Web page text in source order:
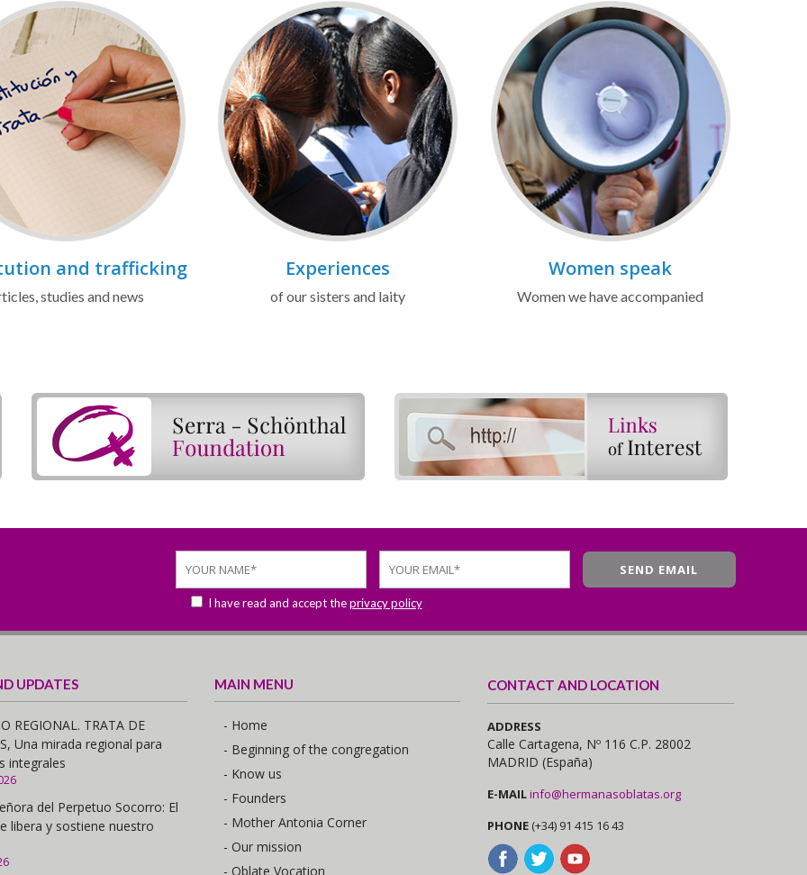
and trafficking
studies and news
Experiences
of our sisters and laity
Women speak
Women we have accompanied
I have read and accept theprivacy policy
UPDATES
REGIONAL. TRATA DE
Una mirada regional para
integrales
del Perpetuo Socorro: El
libera y sostiene nuestro
MAIN MENU
- Home
- Beginning of the congregation
- Know us
- Founders
- Mother Antonia Corner
- Our mission
- Oblate Vocation
CONTACT AND LOCATION
ADDRESS
Calle Cartagena, Nº 116 C.P. 28002
MADRID (España)
E-MAILinfo@hermanasoblatas.org
PHONE (+34) 91 415 16 43